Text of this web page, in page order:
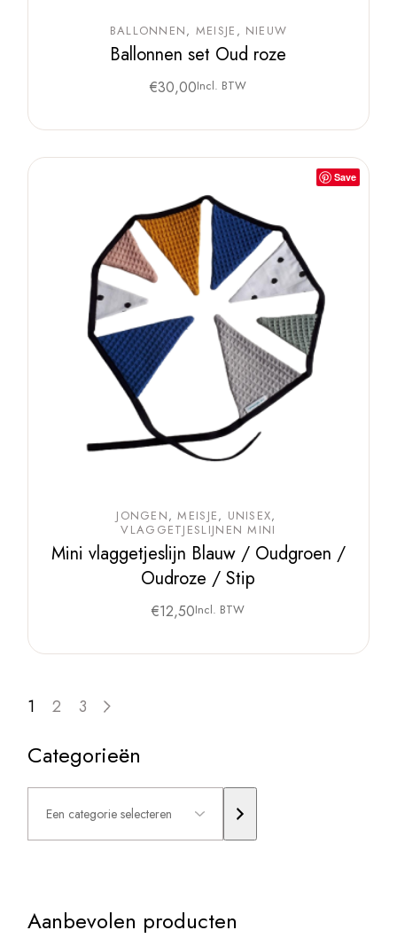
BALLONNEN MEISJE NIEUW
Ballonnen set Oud roze
€30,00Incl. BTW
Save
JONGEN MEISJE
UNISEX
VLAGGETJESLIJNEN MINI
Mini vlaggetjeslijn Blauw / Oudgroen /
Oudroze / Stip
€12,50Incl. BTW
1 2 3
Categorieën
Een
categorie
selecteren
Aanbevolen producten